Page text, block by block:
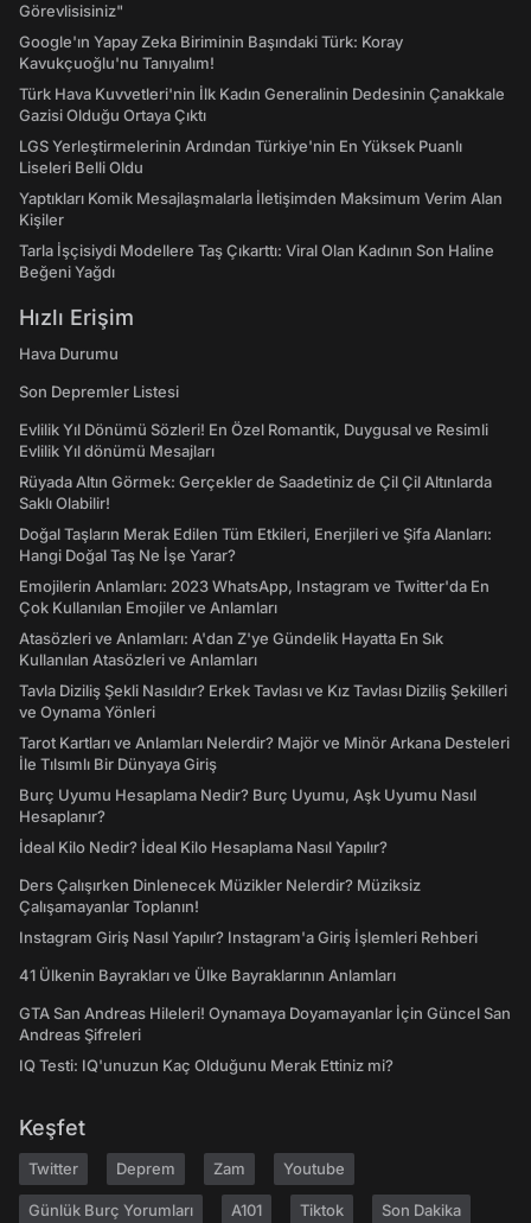
Görevlisisiniz"
Google'ın Yapay Zeka Biriminin Başındaki Türk: Koray
Kavukçuoğlu'nu Tanıyalım!
Türk Hava Kuvvetleri'nin İlk Kadın Generalinin Dedesinin Çanakkale
Gazisi Olduğu Ortaya Çıktı
LGS Yerleştirmelerinin Ardından Türkiye'nin En Yüksek Puanlı
Liseleri Belli Oldu
Yaptıkları Komik Mesajlaşmalarla İletişimden Maksimum Verim Alan
Kişiler
Tarla İşçisiydi Modellere Taş Çıkarttı: Viral Olan Kadının Son Haline
Beğeni Yağdı
Hızlı Erişim
Hava Durumu
Son Depremler Listesi
Evlilik Yıl Dönümü Sözleri! En Özel Romantik, Duygusal ve Resimli
Evlilik Yıl dönümü Mesajları
Rüyada Altın Görmek: Gerçekler de Saadetiniz de Çil Çil Altınlarda
Saklı Olabilir!
Doğal Taşların Merak Edilen Tüm Etkileri, Enerjileri ve Şifa Alanları:
Hangi Doğal Taş Ne İşe Yarar?
Emojilerin Anlamları: 2023 WhatsApp, Instagram ve Twitter'da En
Çok Kullanılan Emojiler ve Anlamları
Atasözleri ve Anlamları: A'dan Z'ye Gündelik Hayatta En Sık
Kullanılan Atasözleri ve Anlamları
Tavla Diziliş Şekli Nasıldır? Erkek Tavlası ve Kız Tavlası Diziliş Şekilleri
ve Oynama Yönleri
Tarot Kartları ve Anlamları Nelerdir? Majör ve Minör Arkana Desteleri
İle Tılsımlı Bir Dünyaya Giriş
Burç Uyumu Hesaplama Nedir? Burç Uyumu, Aşk Uyumu Nasıl
Hesaplanır?
İdeal Kilo Nedir? İdeal Kilo Hesaplama Nasıl Yapılır?
Ders Çalışırken Dinlenecek Müzikler Nelerdir? Müziksiz
Çalışamayanlar Toplanın!
Instagram Giriş Nasıl Yapılır? Instagram'a Giriş İşlemleri Rehberi
41 Ülkenin Bayrakları ve Ülke Bayraklarının Anlamları
GTA San Andreas Hileleri! Oynamaya Doyamayanlar İçin Güncel San
Andreas Şifreleri
IQ Testi: IQ'unuzun Kaç Olduğunu Merak Ettiniz mi?
Keşfet
Twitter Deprem Zam Youtube
Günlük Burç Yorumları A101 Tiktok Son Dakika